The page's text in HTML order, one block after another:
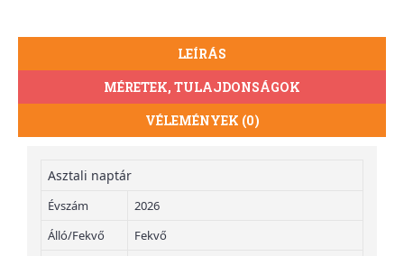
LEÍRÁS
MÉRETEK, TULAJDONSÁGOK
VÉLEMÉNYEK (0)
Asztali naptár
Évszám
2026
Álló/Fekvő
Fekvő